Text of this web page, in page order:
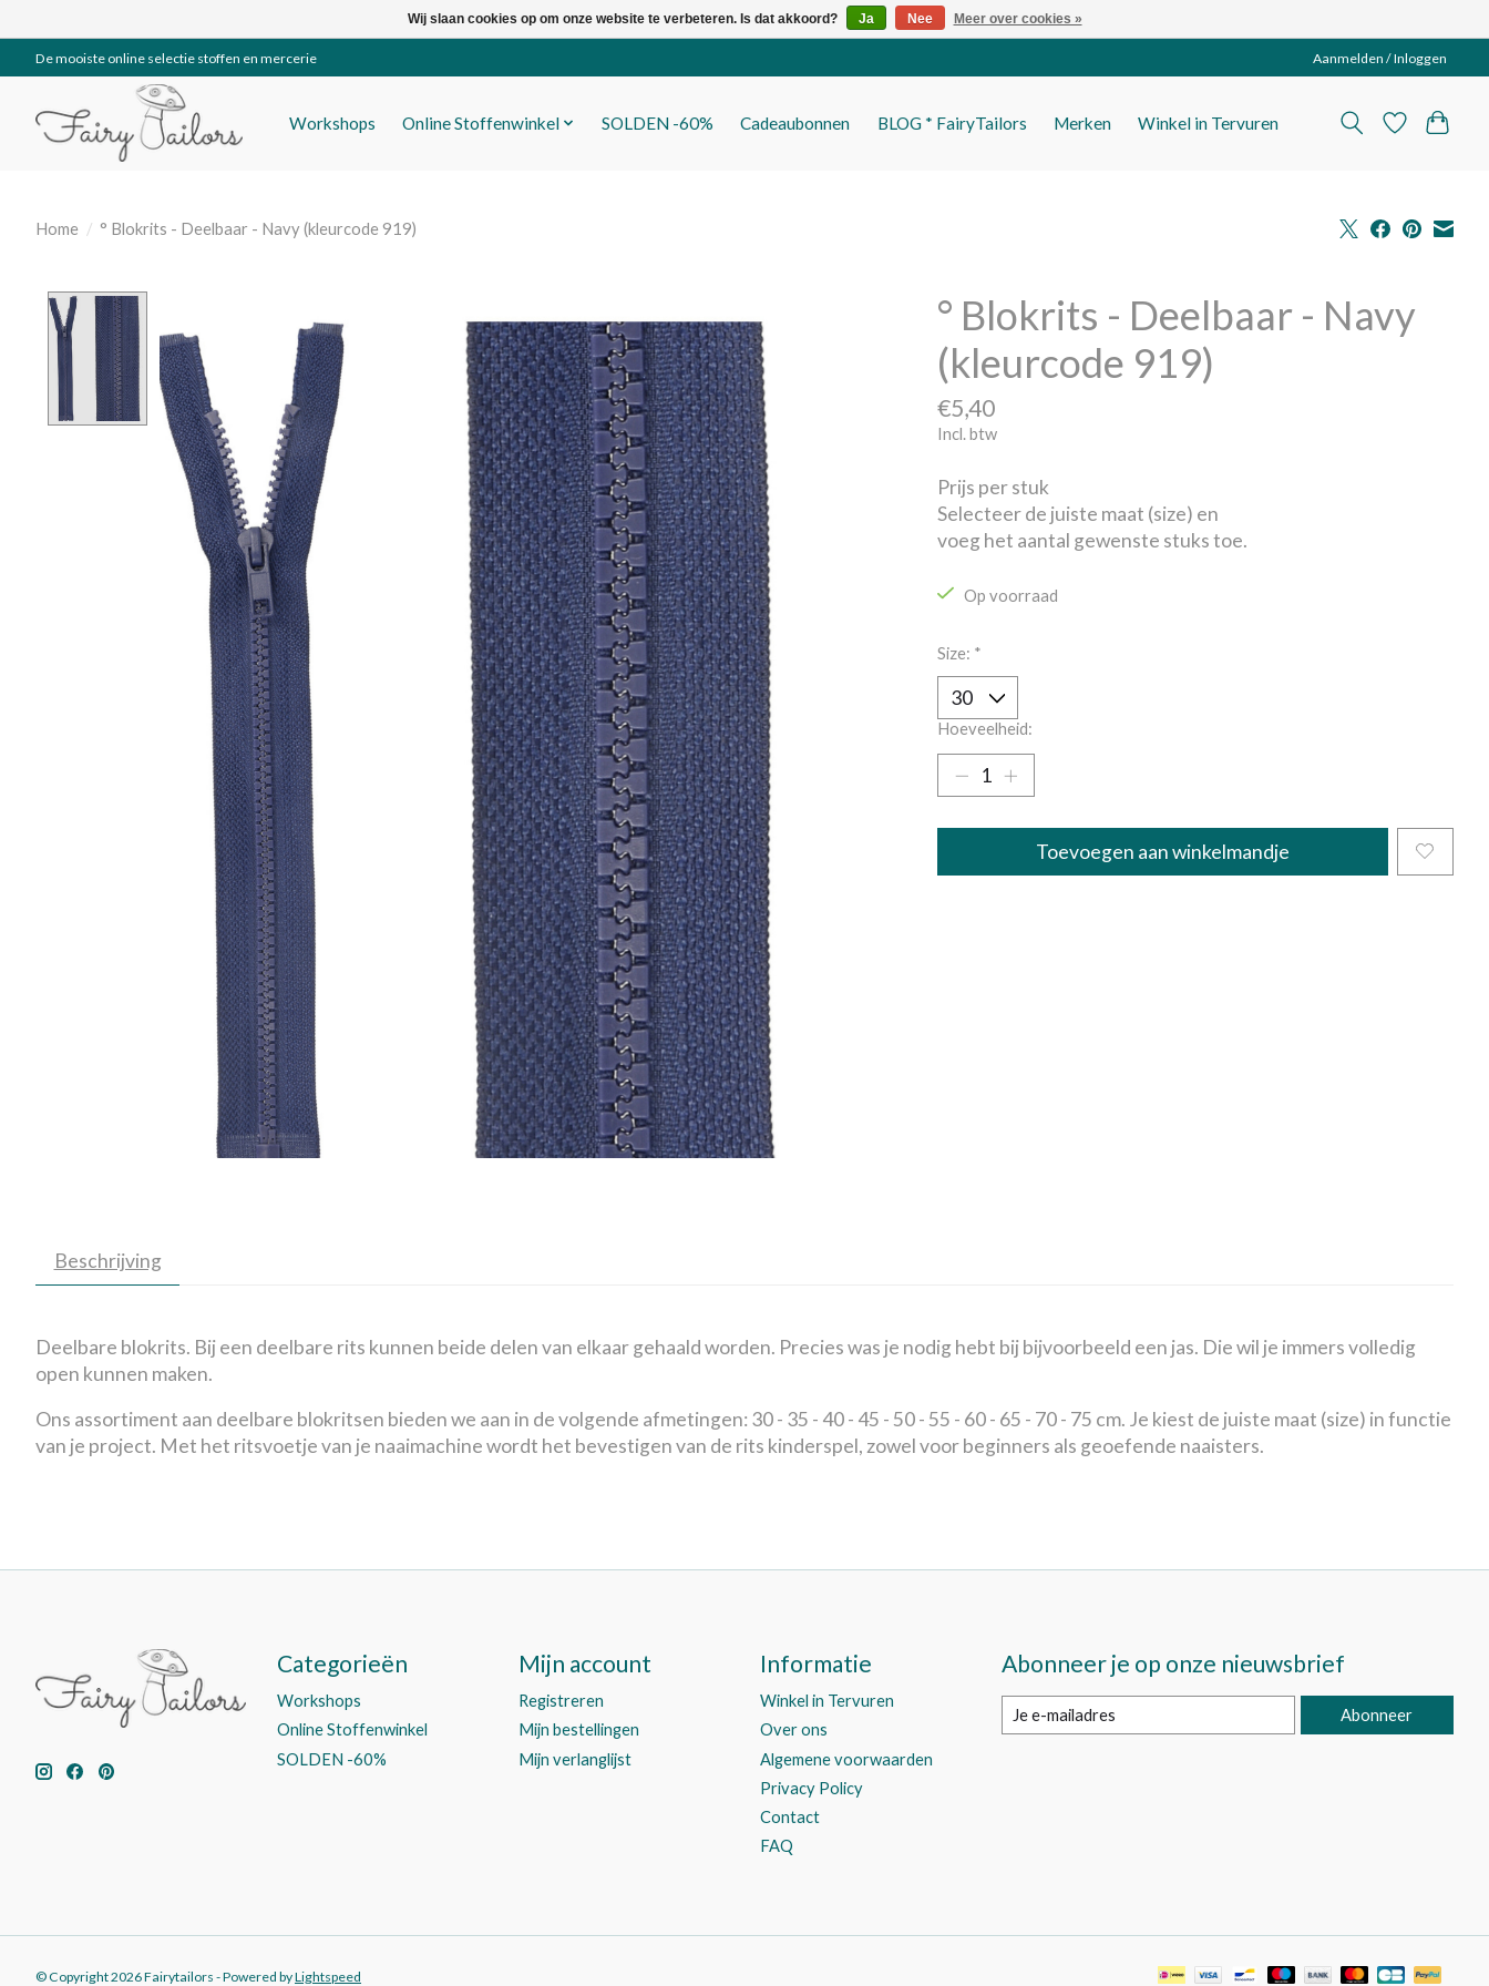
De mooiste online selectie stoffen en mercerie Aanmelden / Inloggen
Workshops Online Stoffenwinkel SOLDEN -60% Cadeaubonnen BLOG * FairyTailors Merken Winkel in Tervuren
Home / ° Blokrits - Deelbaar - Navy (kleurcode 919)
° Blokrits - Deelbaar - Navy
(kleurcode 919)
€5,40
Incl. btw
Prijs per stuk
Selecteer de juiste maat (size) en
voeg het aantal gewenste stuks toe.
Op voorraad
Size: *
Hoeveelheid:
Toevoegen aan winkelmandje
Beschrijving
Deelbare blokrits. Bij een deelbare rits kunnen beide delen van elkaar gehaald worden. Precies was je nodig hebt bij bijvoorbeeld een jas. Die wil je immers volledig
open kunnen maken.
Ons assortiment aan deelbare blokritsen bieden we aan in de volgende afmetingen: 30 - 35 - 40 - 45 - 50 - 55 - 60 - 65 - 70 - 75 cm. Je kiest de juiste maat (size) in functie
van je project. Met het ritsvoetje van je naaimachine wordt het bevestigen van de rits kinderspel, zowel voor beginners als geoefende naaisters.
Categorieën
Workshops
Online Stoffenwinkel
SOLDEN -60%
Mijn account
Registreren
Mijn bestellingen
Mijn verlanglijst
Informatie
Winkel in Tervuren
Over ons
Algemene voorwaarden
Privacy Policy
Contact
FAQ
Abonneer je op onze nieuwsbrief
Abonneer
© Copyright 2026 Fairytailors - Powered byLightspeed
Wij slaan cookies op om onze website te verbeteren. Is dat akkoord? Ja Nee Meer over cookies »